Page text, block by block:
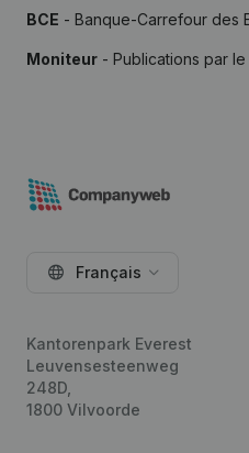
BCE - Banque-Carrefour des
Moniteur - Publications par
Français
Kantorenpark Everest
Leuvensesteenweg
248D,
1800 Vilvoorde